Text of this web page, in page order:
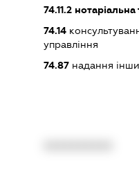
74.11.2
74.14
управління
74.87 надання